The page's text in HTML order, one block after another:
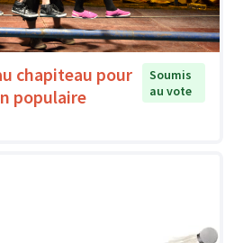
chapiteau pour
populaire
Soumis
au vote